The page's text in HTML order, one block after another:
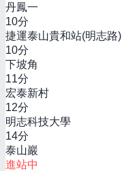
丹鳳一
10分
捷運泰山貴和站(明志路)
10分
下坡角
11分
宏泰新村
12分
明志科技大學
14分
泰山巖
進站中